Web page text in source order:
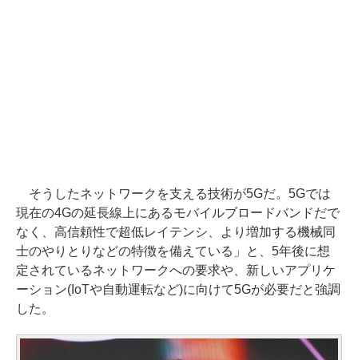
そうしたネットワークを支える技術が5Gだ。5Gでは
現在の4Gの延長線上にあるモバイルブロードバンドだで
なく、高信頼性で超低レイテンシ、より増加する機械同
士のやりとりなどの特徴を備えている」と、5年後に想
定されているネットワークへの要求や、新しいアプリケ
ーション(IoTや自動運転など)に向けて5Gが必要だと強調
した。